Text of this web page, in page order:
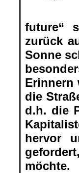
future“
zurück
Sonne
Erinnern
die
d.h. die
hervor
möchte.